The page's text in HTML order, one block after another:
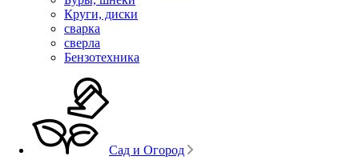
Круги, диски
сварка
сверла
Бензотехника
Сад и Огород